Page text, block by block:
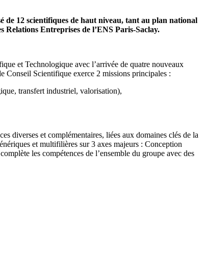
de 12 scientifiques de haut niveau, tant au plan national
Entreprises de l’ENS Paris-Saclay.
et Technologique avec l’arrivée de quatre nouveaux
Conseil Scientifique exerce 2 missions principales :
transfert industriel, valorisation),
diverses et complémentaires, liées aux domaines clés de la
et multifilières sur 3 axes majeurs : Conception
les compétences de l’ensemble du groupe avec des